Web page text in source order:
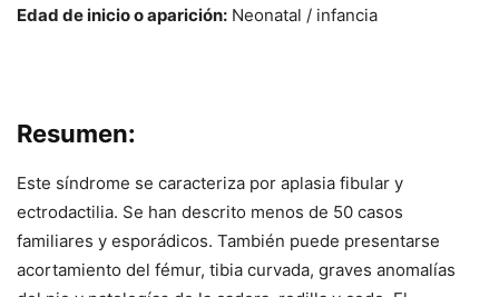
Edad de inicio o aparición: Neonatal / infancia
Resumen:
Este síndrome se caracteriza por aplasia fibular y
ectrodactilia. Se han descrito menos de 50 casos
familiares y esporádicos. También puede presentarse
acortamiento del fémur, tibia curvada, graves anomalías